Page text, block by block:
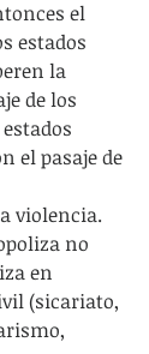
el
estados
la
de los
el pasaje de
violencia.
no
en
(sicariato,